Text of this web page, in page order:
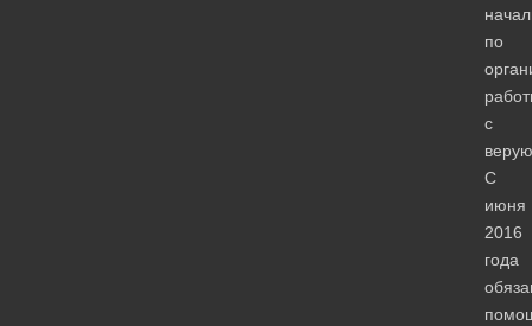
по
с
С
июня
2016
года